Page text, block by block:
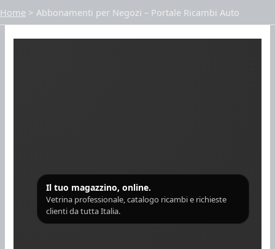
al
Home Abbonamenti per Negozi – Portale Ricambi Auto
Il tuo magazzino, online.
Vetrina professionale, catalogo ricambi e richieste
clienti da tutta Italia.